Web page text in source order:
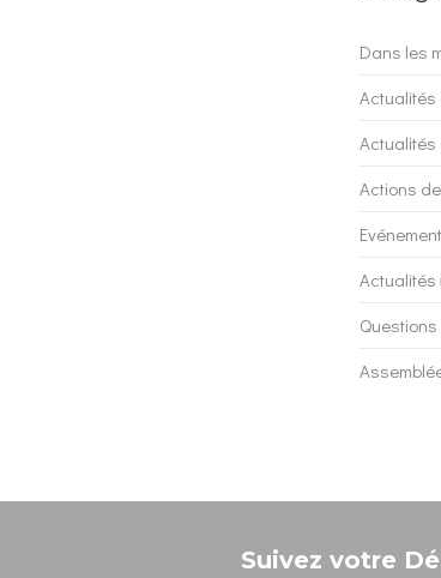
Dans les
Actualités
Actualités
Actions
Actualités
Suivez votre